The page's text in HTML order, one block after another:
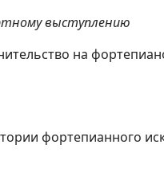
выступлению
на
фортепианного